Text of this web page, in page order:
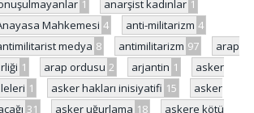
1 anarşist kadınlar 1
Mahkemesi 4 anti-militarizm 4
medya 8 antimilitarizm 97
arap
1 arap ordusu 2 arjantin 1
asker
1 asker hakları inisiyatifi 15
asker
31 asker uğurlama 18
askere kötü